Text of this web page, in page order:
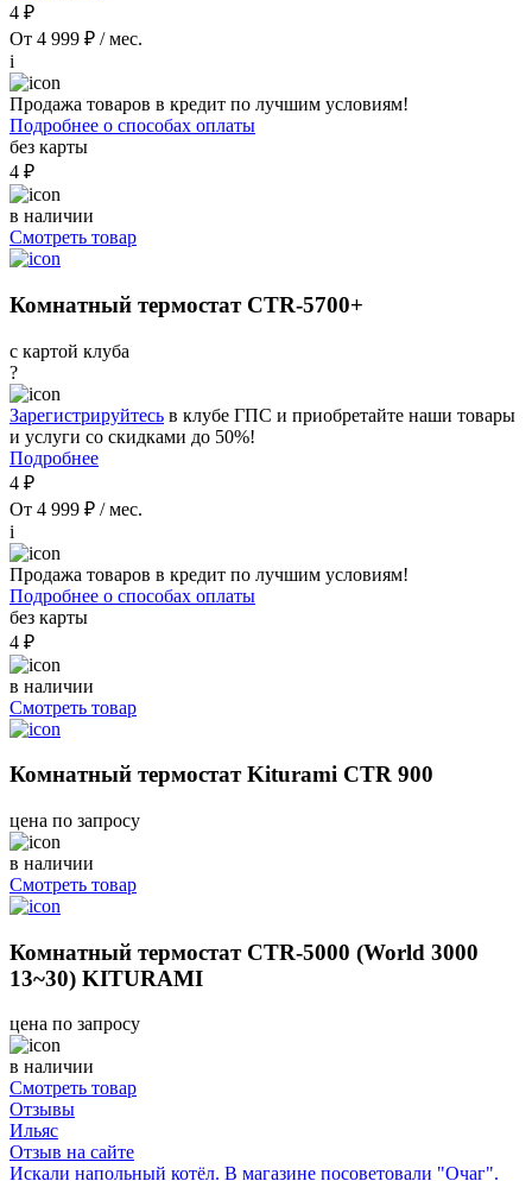
4 ₽
От 4 999 ₽ / мес.
i
Продажа товаров в кредит по лучшим условиям!
Подробнее о способах оплаты
без карты
4 ₽
в наличии
Смотреть товар
Комнатный термостат CTR-5700+
с картой клуба
?
Зарегистрируйтесь в клубе ГПС и приобретайте наши товары
и услуги со скидками до 50%!
Подробнее
4 ₽
От 4 999 ₽ / мес.
i
Продажа товаров в кредит по лучшим условиям!
Подробнее о способах оплаты
без карты
4 ₽
в наличии
Смотреть товар
Комнатный термостат Kiturami CTR 900
цена по запросу
в наличии
Смотреть товар
Комнатный термостат CTR-5000 (World 3000
13~30) KITURAMI
цена по запросу
в наличии
Смотреть товар
Отзывы
Ильяс
Отзыв на сайте
Искали напольный котёл. В магазине посоветовали "Очаг".